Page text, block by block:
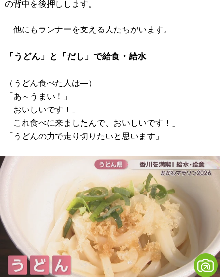
の背中を後押しします。
他にもランナーを支える人たちがいます。
「うどん」と「だし」で給食・給水
（うどん食べた人は―）
「あ～うまい！」
「おいしいです！」
「これ食べに来ましたんで、おいしいです！」
「うどんの力で走り切りたいと思います」